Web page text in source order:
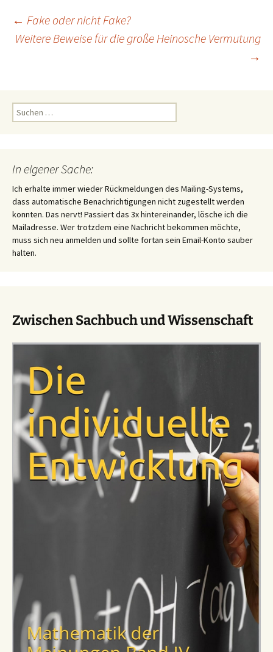
Beitragsnavigation
← Fake oder nicht Fake?
Weitere Beweise für die große Heinosche Vermutung
→
Suchen
nach:
In eigener Sache:
Ich erhalte immer wieder Rückmeldungen des Mailing-Systems,
dass automatische Benachrichtigungen nicht zugestellt werden
konnten. Das nervt! Passiert das 3x hintereinander, lösche ich die
Mailadresse. Wer trotzdem eine Nachricht bekommen möchte,
muss sich neu anmelden und sollte fortan sein Email-Konto sauber
halten.
Zwischen Sachbuch und Wissenschaft